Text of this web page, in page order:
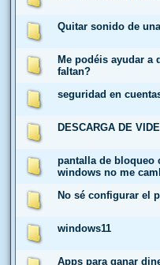
Quitar sonido de
Me podéis ayudar a
faltan?
seguridad en
DESCARGA DE
pantalla de bloqueo
windows no me
No sé configurar el
windows11
Apps para ganar